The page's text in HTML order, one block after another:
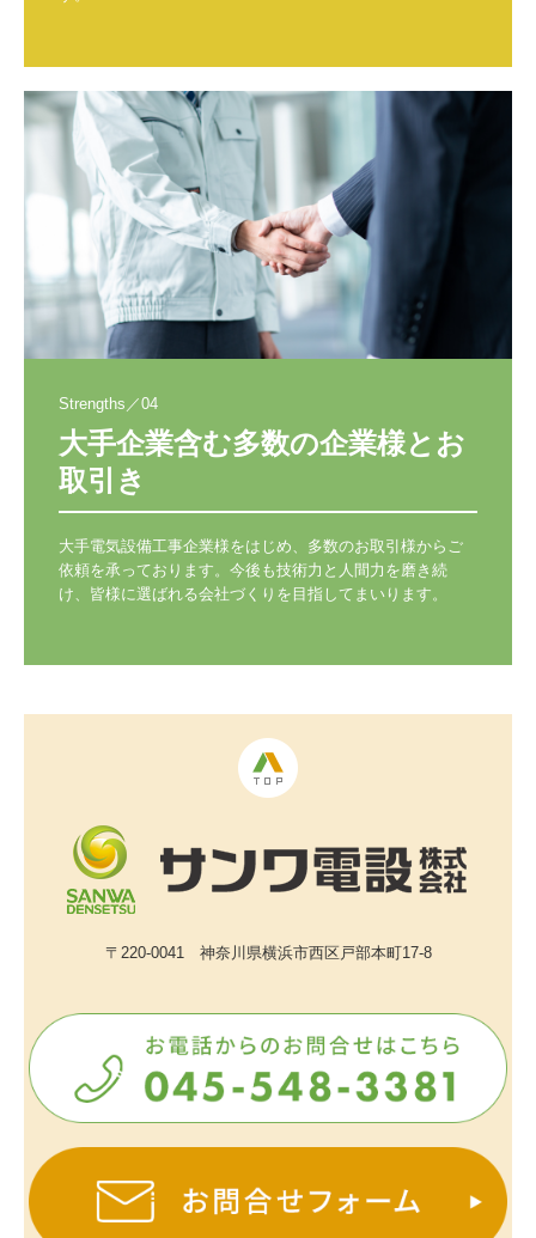
Strengths／04
大手企業含む多数の企業様とお
取引き
大手電気設備工事企業様をはじめ、多数のお取引様からご
依頼を承っております。今後も技術力と人間力を磨き続
け、皆様に選ばれる会社づくりを目指してまいります。
〒220-0041 神奈川県横浜市西区戸部本町17-8